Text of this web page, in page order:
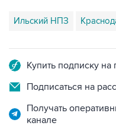
Ильский НПЗ
Купить подписку
Подписаться на
Получать
канале